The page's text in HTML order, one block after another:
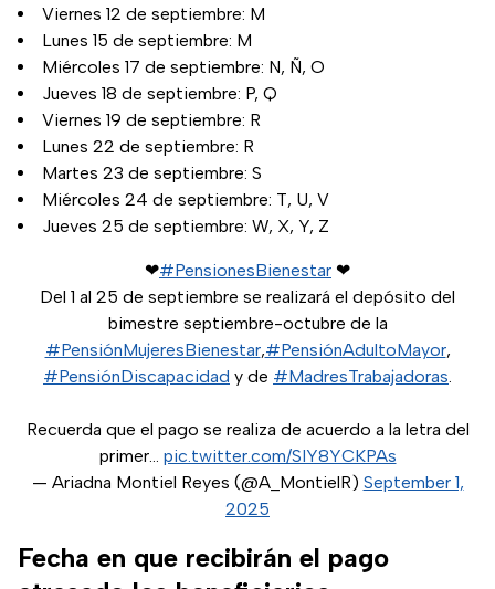
Viernes 12 de septiembre: M
Lunes 15 de septiembre: M
Miércoles 17 de septiembre: N, Ñ, O
Jueves 18 de septiembre: P, Q
Viernes 19 de septiembre: R
Lunes 22 de septiembre: R
Martes 23 de septiembre: S
Miércoles 24 de septiembre: T, U, V
Jueves 25 de septiembre: W, X, Y, Z
❤#PensionesBienestar ❤
Del 1 al 25 de septiembre se realizará el depósito del
bimestre septiembre-octubre de la
#PensiónMujeresBienestar,#PensiónAdultoMayor,
#PensiónDiscapacidad y de #MadresTrabajadoras.
Recuerda que el pago se realiza de acuerdo a la letra del
primer… pic.twitter.com/SIY8YCKPAs
— Ariadna Montiel Reyes (@A_MontielR) September 1,
2025
Fecha en que recibirán el pago